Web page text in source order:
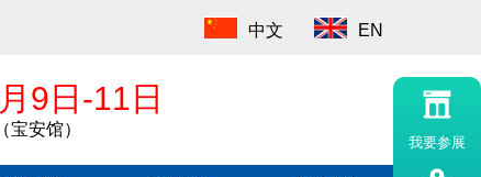
中文 EN
9日-11日
宝安馆）
我要参展